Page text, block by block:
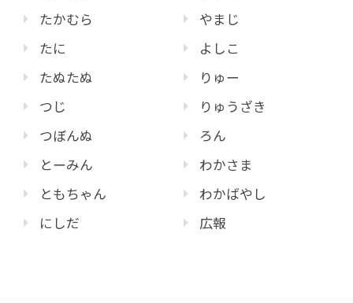
たかむら
たに
たぬたぬ
つじ
つぼんぬ
とーみん
ともちゃん
にしだ
やまじ
よしこ
りゅー
りゅうざき
ろん
わかさま
わかばやし
広報